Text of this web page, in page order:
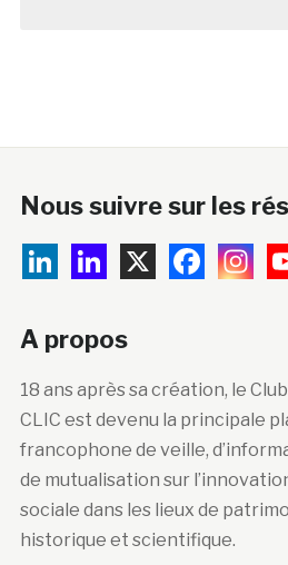
Nous suivre sur les
A propos
18 ans après sa création, le
CLIC est devenu la principale
francophone de veille,
de mutualisation sur
sociale dans les lieux de
historique et scientifique.